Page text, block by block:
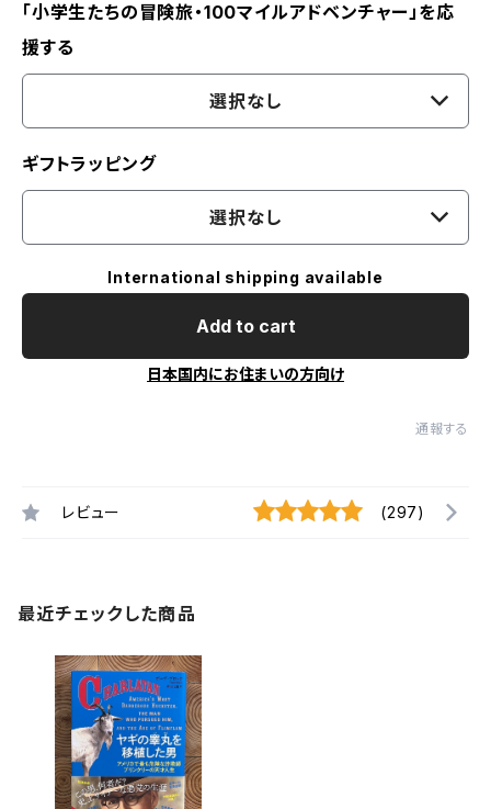
「小学生たちの冒険旅・100マイルアドベンチャー」を応
援する
選択なし
ギフトラッピング
選択なし
International shipping available
Add to cart
日本国内にお住まいの方向け
通報する
レビュー (297)
最近チェックした商品